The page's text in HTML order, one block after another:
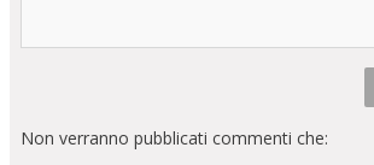
Non verranno pubblicati commenti che: